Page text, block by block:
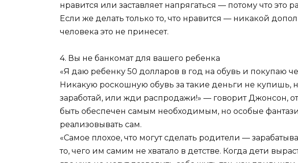
нравится или заставляет напрягаться — потому что это
Если же делать только то, что нравится — никакой
человека это не принесет.
4. Вы не банкомат для вашего ребенка
«Я даю ребенку 50 долларов в год на обувь и покупаю
Никакую роскошную обувь за такие деньги не купишь,
заработай, или жди распродажи!» — говорит Джонсон,
быть обеспечен самым необходимым, но особые
реализовывать сам.
«Самое плохое, что могут сделать родители —
то, чего им самим не хватало в детстве. Когда дети